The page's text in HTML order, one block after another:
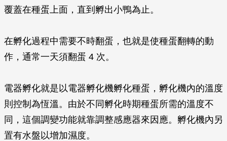
覆蓋在種蛋上面，直到孵出小鴨為止。
在孵化過程中需要不時翻蛋，也就是使種蛋翻轉的動
作，通常一天須翻蛋 4 次。
電器孵化就是以電器孵化機孵化種蛋，孵化機內的溫度
則控制為恆溫。由於不同孵化時期種蛋所需的溫度不
同，這個調變功能就靠調整感應器來因應。孵化機內另
置有水盤以增加濕度。